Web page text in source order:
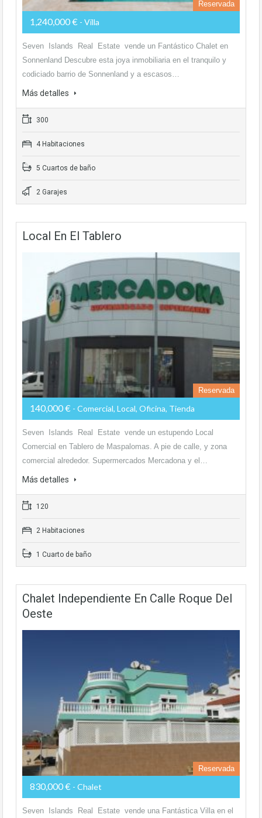
Reservada
1,240,000 € - Villa
Seven Islands Real Estate vende un Fantástico Chalet en
Sonnenland Descubre esta joya inmobiliaria en el tranquilo y
codiciado barrio de Sonnenland y a escasos…
Más detalles
300
4 Habitaciones
5 Cuartos de baño
2 Garajes
Local En El Tablero
Reservada
140,000 € - Comercial, Local, Oficina, Tienda
Seven Islands Real Estate vende un estupendo Local
Comercial en Tablero de Maspalomas. A pie de calle, y zona
comercial alrededor. Supermercados Mercadona y el…
Más detalles
120
2 Habitaciones
1 Cuarto de baño
Chalet Independiente En Calle Roque Del
Oeste
Reservada
830,000 € - Chalet
Seven Islands Real Estate vende una Fantástica Villa en el